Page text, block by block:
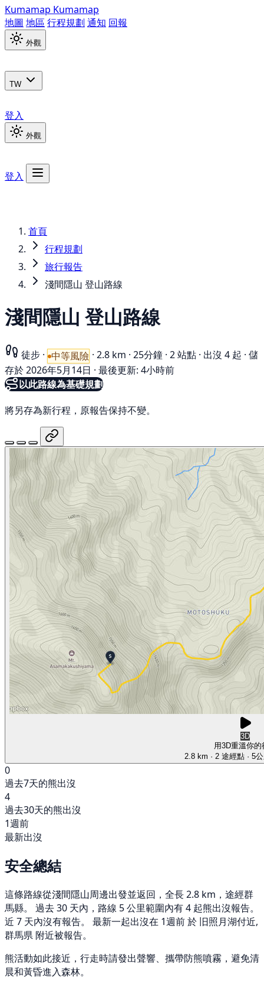
Kumamap Kumamap
地圖 地區 行程規劃 通知 回報
外觀
TW
登入
外觀
登入
首頁
行程規劃
旅行報告
淺間隱山 登山路線
淺間隱山 登山路線
徒步 · 中等風險 · 2.8 km · 25分鐘 · 2 站點 · 出沒 4 起 · 儲
存於 2026年5月14日 · 最後更新: 4小時前
以此路線為基礎規劃
將另存為新行程，原報告保持不變。
3D
用3D重溫你的
2.8 km · 2 途經點 · 5
0
過去7天的熊出沒
4
過去30天的熊出沒
1週前
最新出沒
安全總結
這條路線從淺間隱山周邊出發並返回，全長 2.8 km，途經群
馬縣。 過去 30 天內，路線 5 公里範圍內有 4 起熊出沒報告。
近 7 天內沒有報告。 最新一起出沒在 1週前 於 旧照月湖付近,
群馬県 附近被報告。
熊活動如此接近，行走時請發出聲響、攜帶防熊噴霧，避免清
晨和黃昏進入森林。